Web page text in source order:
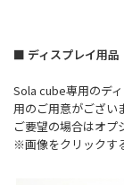
■ ディスプレイ用品
Sola cube専用のデ
用のご用意がござい
ご要望の場合はオプ
※画像をクリックす